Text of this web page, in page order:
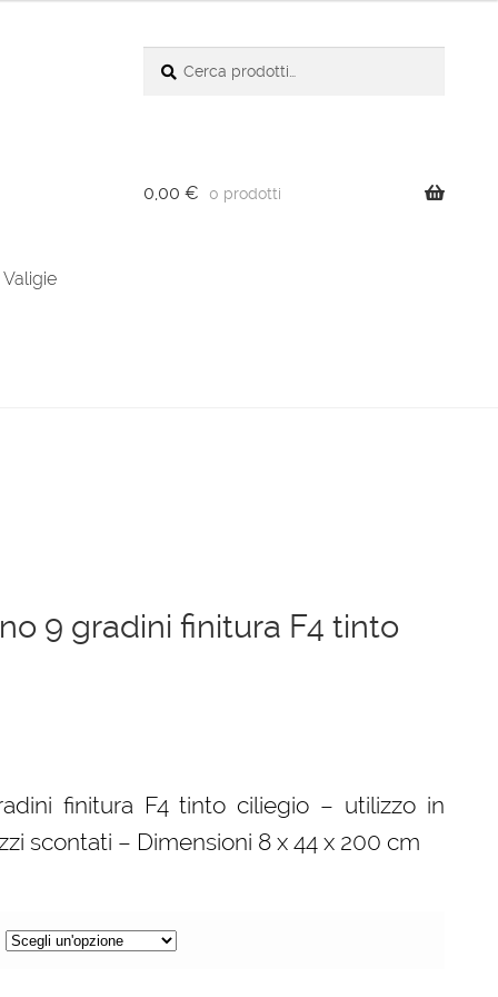
Valigie
0,00 € 0 prodotti
9 gradini finitura F4 tinto
finitura F4 tinto ciliegio – utilizzo in
scontati – Dimensioni 8 x 44 x 200 cm